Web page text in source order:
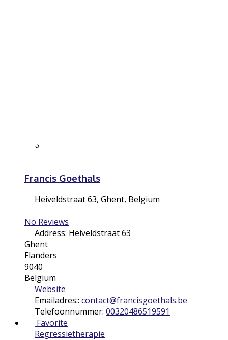
Francis Goethals
Heiveldstraat 63, Ghent, Belgium
No Reviews
Address: Heiveldstraat 63
Ghent
Flanders
9040
Belgium
Website
Emailadres:: contact@francisgoethals.be
Telefoonnummer: 00320486519591
Favorite
Regressietherapie